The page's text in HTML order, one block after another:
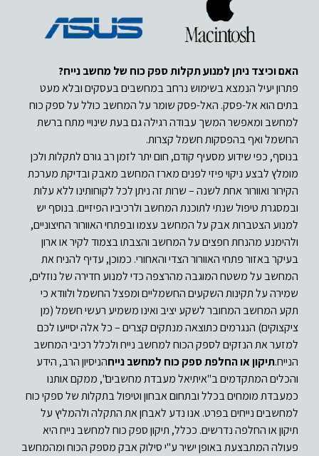
האם וכיצד ניתן למנוע תקלות ספק כוח של מחשב נייח?
פתרון יעיל הנמצא בשימוש נרחב במחשבים בעסקים ובלא מעט
בתים הוא אל-פסק. האל-פסק שומר על המחשב כולל על ספק כוח
למחשב ומאפשר המשך עבודה רגילה גם בעת שינויי מתח ברשת
החשמל ואף בהפסקות חשמל קצרות.
בנוסף, כפי שידוע מסעיף קודם, חום יתר לזמן רב גורם לתקלות ולכן
מומלץ לבצע ניקוי פיזי לפנים מארז המחשב מאבק ובדיקת מערכת
הקירור ואוורור אחת לשנה – שרות זה ניתן לכל לקוחותינו ללא עלות
ובמסגרת טיפול שנתי לתוכנת המחשב ולרכיביו הפיזיים. בנוסף יש
למנוע הצטברות אבק על המחשב עצמו ובפתחי האוורור החיצוניים,
ולהימנע מהנחת חפצים על המחשב והצבתו בצמוד לקיר או ארון
בעיקר באזור פתחי האוורור הצדי והאחורי. כמוכן, עדיף להניח את
המחשב על משטח המוגבה מהרצפה כדי למנוע חדירה של נוזלים,
שמירה על תקינות השקעים החשמליים ומפצל החשמל ולוודא כי
תקע המחשב המחובר לשקע יציב ואינו משמיע רעשי חשמל (מן
ציקצוקים) הנגרמים כתוצאה מנתקים קצרים – כל אלה יסייעו לכם
למזער את הנזקים לספק הכוח למחשב נייח ולכלל רכיבי המחשב
הנייח.תיקון או החלפת ספק כוח למחשב נייחהניסיון הרב, הידע
והכלים המתקדמים ב"איתיאל מעבדת מחשבים", ממקם אותנו
כמעבדת מומחים בכלל ובתחום אבחון וטיפול בתקלות של ספקי כוח
למחשבים נייחים בפרט. אנו נדע לאבחן את התקלה ולהמליץ על
תיקון או החלפה נדרשים. ככלל, תיקון ספק כוח למחשב נייח היא
פעולה המתבצעת באופן ישיר ע"י סילוק אבק מספק הכוח ומהמחשב